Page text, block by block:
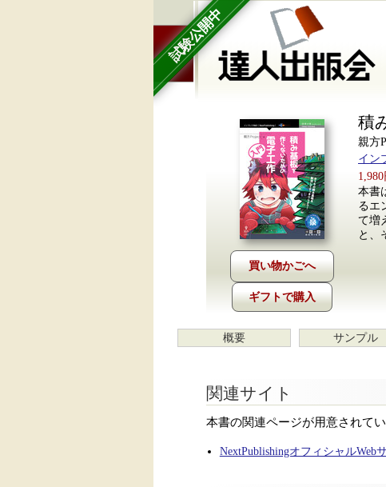
試験公開中
ギフトで購入
積
親方
イン
本書
るエ
て増
と、
概要 サンプル
関連サイト
本書の関連ページが用意されてい
NextPublishingオフィシャルWeb